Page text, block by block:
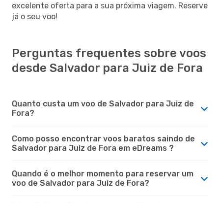
excelente oferta para a sua próxima viagem. Reserve
já o seu voo!
Perguntas frequentes sobre voos
desde Salvador para Juiz de Fora
Quanto custa um voo de Salvador para Juiz de
Fora?
Como posso encontrar voos baratos saindo de
Salvador para Juiz de Fora em eDreams ?
Quando é o melhor momento para reservar um
voo de Salvador para Juiz de Fora?